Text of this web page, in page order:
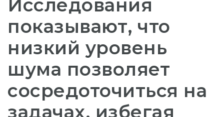
Исследования
показывают, что
низкий уровень
шума позволяет
сосредоточиться на
задачах, избегая